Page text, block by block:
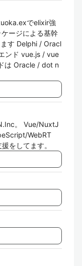
でelixir強
ージによる基幹
す Delphi / Oracl
ンド vue.js / vue
は Oracle / dot n
。 Vue/NuxtJ
WebRT
をしてます。